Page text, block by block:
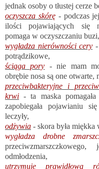
jednak osoby o tłustej cerze
oczyszcza skórę- podczas jej
ilości pojawiających się
pomaga w oczyszczaniu buzi,
wygładza nierówności cery
potrądzikowe,
ściąga pory - nie mam
obrębie nosa są one otwarte,
przeciwbakteryjne i
krwi - ta maska
zapobiegała pojawianiu
leczyły,
odżywia - skora była miękka
wygładza drobne
odmłodzenia,
utrzymuje prawidłową